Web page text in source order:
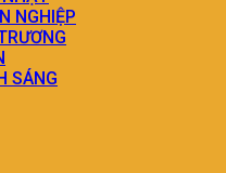
NGHIỆP
SÁNG